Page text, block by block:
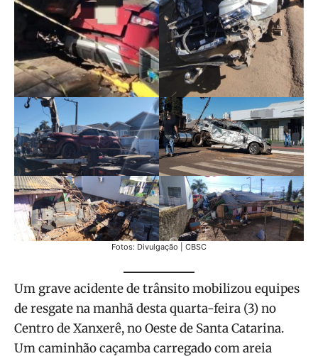
Fotos: Divulgação | CBSC
Um grave acidente de trânsito mobilizou equipes
de resgate na manhã desta quarta-feira (3) no
Centro de Xanxerê, no Oeste de Santa Catarina.
Um caminhão caçamba carregado com areia